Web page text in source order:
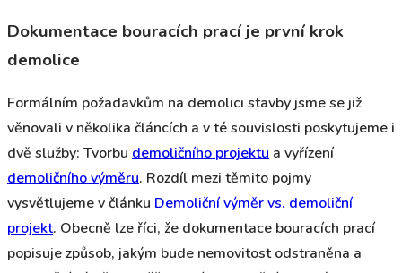
Dokumentace bouracích prací je první krok
demolice
Formálním požadavkům na demolici stavby jsme se již
věnovali v několika článcích a v té souvislosti poskytujeme i
dvě služby: Tvorbu demoličního projektu a vyřízení
demoličního výměru. Rozdíl mezi těmito pojmy
vysvětlujeme v článku Demoliční výměr vs. demoliční
projekt. Obecně lze říci, že dokumentace bouracích prací
popisuje způsob, jakým bude nemovitost odstraněna a